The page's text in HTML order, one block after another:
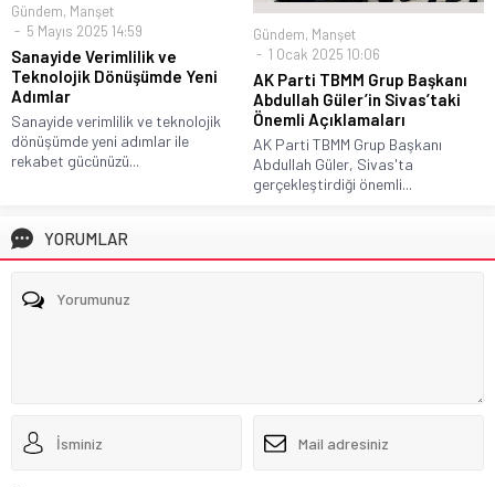
Gündem, Manşet
5 Mayıs 2025 14:59
Sanayide Verimlilik ve
Teknolojik Dönüşümde Yeni
Adımlar
Sanayide verimlilik ve teknolojik
dönüşümde yeni adımlar ile
rekabet gücünüzü...
Gündem, Manşet
1 Ocak 2025 10:06
AK Parti TBMM Grup Başkanı
Abdullah Güler’in Sivas’taki
Önemli Açıklamaları
AK Parti TBMM Grup Başkanı
Abdullah Güler, Sivas'ta
gerçekleştirdiği önemli...
YORUMLAR